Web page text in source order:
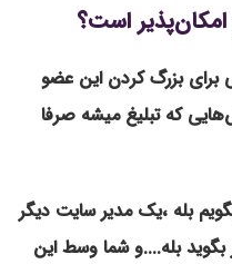
امکان‌پذیر است؟
برای بزرگ کردن این عضو
که تبلیغ میشه صرفا
بله ،یک مدیر سایت دیگر
بله....و شما وسط این